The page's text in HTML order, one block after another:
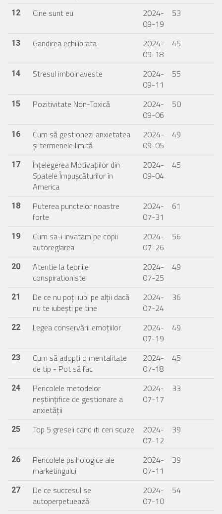
12 Cine sunt eu
2024-
09-19
53
13 Gandirea echilibrata
2024-
09-18
45
14 Stresul imbolnaveste
2024-
09-11
55
15 Pozitivitate Non-Toxică
2024-
09-06
50
16
Cum să gestionezi anxietatea
și termenele limită
2024-
09-05
49
17
Înțelegerea Motivațiilor din
Spatele Împușcăturilor în
America
2024-
09-04
45
18
Puterea punctelor noastre
forte
2024-
07-31
61
19
Cum sa-i invatam pe copii
autoreglarea
2024-
07-26
56
20
Atentie la teoriile
conspirationiste
2024-
07-25
49
21
De ce nu poți iubi pe alții dacă
nu te iubești pe tine
2024-
07-24
36
22 Legea conservării emoțiilor
2024-
07-19
49
23
Cum să adopți o mentalitate
de tip - Pot să fac
2024-
07-18
45
24
Pericolele metodelor
neștiințifice de gestionare a
anxietății
2024-
07-17
33
25 Top 5 greseli cand iti ceri scuze
2024-
07-12
39
26
Pericolele psihologice ale
marketingului
2024-
07-11
39
27
De ce succesul se
autoperpetuează
2024-
07-10
54